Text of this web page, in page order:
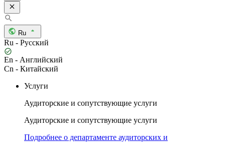
Ru
Ru - Русский
En - Английский
Cn - Китайский
Услуги
Аудиторские и сопутствующие услуги
Аудиторские и сопутствующие услуги
Подробнее о департаменте аудиторских и